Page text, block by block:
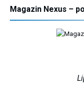
Magazin Nexus –